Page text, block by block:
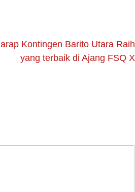
Kontingen Barito Utara Raih
yang terbaik di Ajang FSQ X